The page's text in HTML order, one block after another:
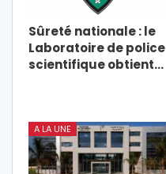
Sûreté nationale : le
Laboratoire de police
scientifique obtient…
A LA UNE